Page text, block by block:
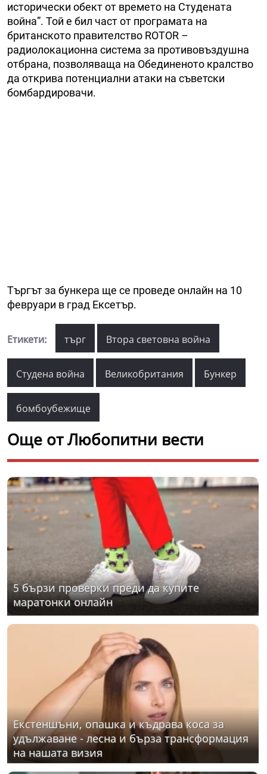
исторически обект от времето на Студената
война”. Той е бил част от програмата на
британското правителство ROTOR –
радиолокационна система за противовъздушна
отбрана, позволяваща на Обединеното кралство
да открива потенциални атаки на съветски
бомбардировачи.
Търгът за бункера ще се проведе онлайн на 10
февруари в град Ексетър.
Етикети: търг Втора световна война
Студена война Великобритания Бункер
бомбоубежище
Още от Любопитни вести
5 бързи проверки преди да купите
маратонки онлайн
Екстеншъни, опашка и къдрава коса за
удължаване - лесна и бърза трансформация
на нашата визия